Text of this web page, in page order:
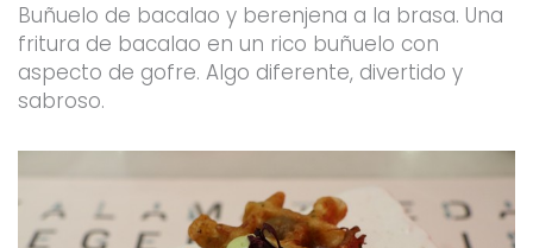
Buñuelo de bacalao y berenjena a la brasa. Una
fritura de bacalao en un rico buñuelo con
aspecto de gofre. Algo diferente, divertido y
sabroso.